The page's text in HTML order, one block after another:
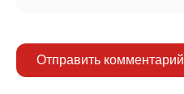
Отправить комментарий